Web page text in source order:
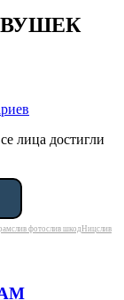
лица достигли
слив фотослив шкодHицслив